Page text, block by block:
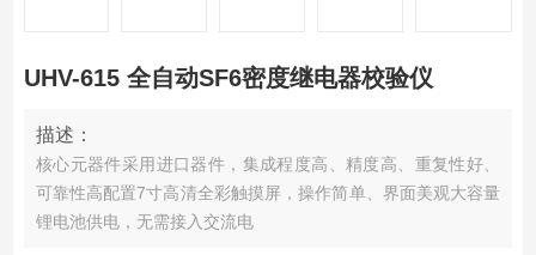
UHV-615 全自动SF6密度继电器校验仪
描述：
核心元器件采用进口器件，集成程度高、精度高、重复性好、
可靠性高配置7寸高清全彩触摸屏，操作简单、界面美观大容量
锂电池供电，无需接入交流电